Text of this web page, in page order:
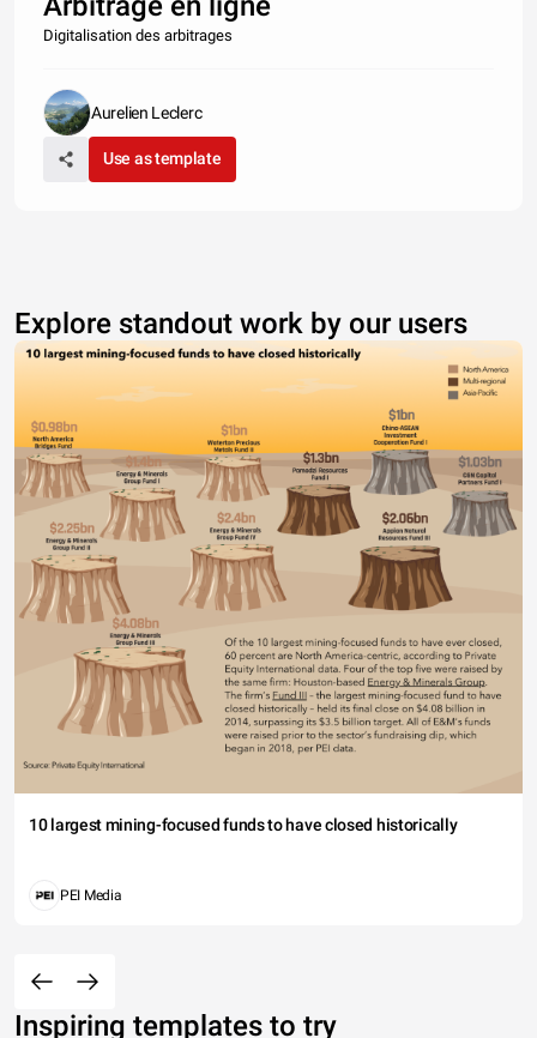
Digitalisation des arbitrages
Aurelien Leclerc
Use as template
Explore standout work by our users
10 largest mining-focused funds to have closed historically
PEI Media
Inspiring templates to try